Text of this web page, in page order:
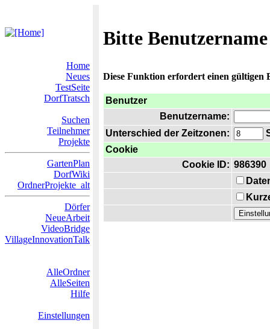
Bitte
Home
Neues
TestSeite
DorfTratsch
Suchen
Teilnehmer
Projekte
GartenPlan
DorfWiki
OrdnerProjekte_alt
Dörfer
NeueArbeit
VideoBridge
VillageInnovationTalk
AlleOrdner
AlleSeiten
Hilfe
Einstellungen
Diese Funktion erfordert einen gültigen
Benutzer
Benutzername:
Unterschied der Zeitzonen:
Cookie
Cookie ID: 986390